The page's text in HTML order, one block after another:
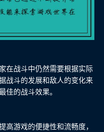
在战斗中仍然需要根据实际
战斗的发展和敌人的变化来
佳的战斗效果。
高游戏的便捷性和流畅度，